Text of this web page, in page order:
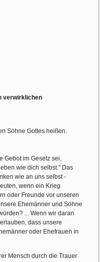
verwirklichen
Söhne Gottes heißen.
Gebot im Gesetz sei,
wie dich selbst." Das
wie an uns selbst -
wenn ein Krieg
oder Freunde vor unseren
Ehemänner und Söhne
... Wenn wir daran
dass unsere
oder Ehefrauen in
Mensch durch die Trauer